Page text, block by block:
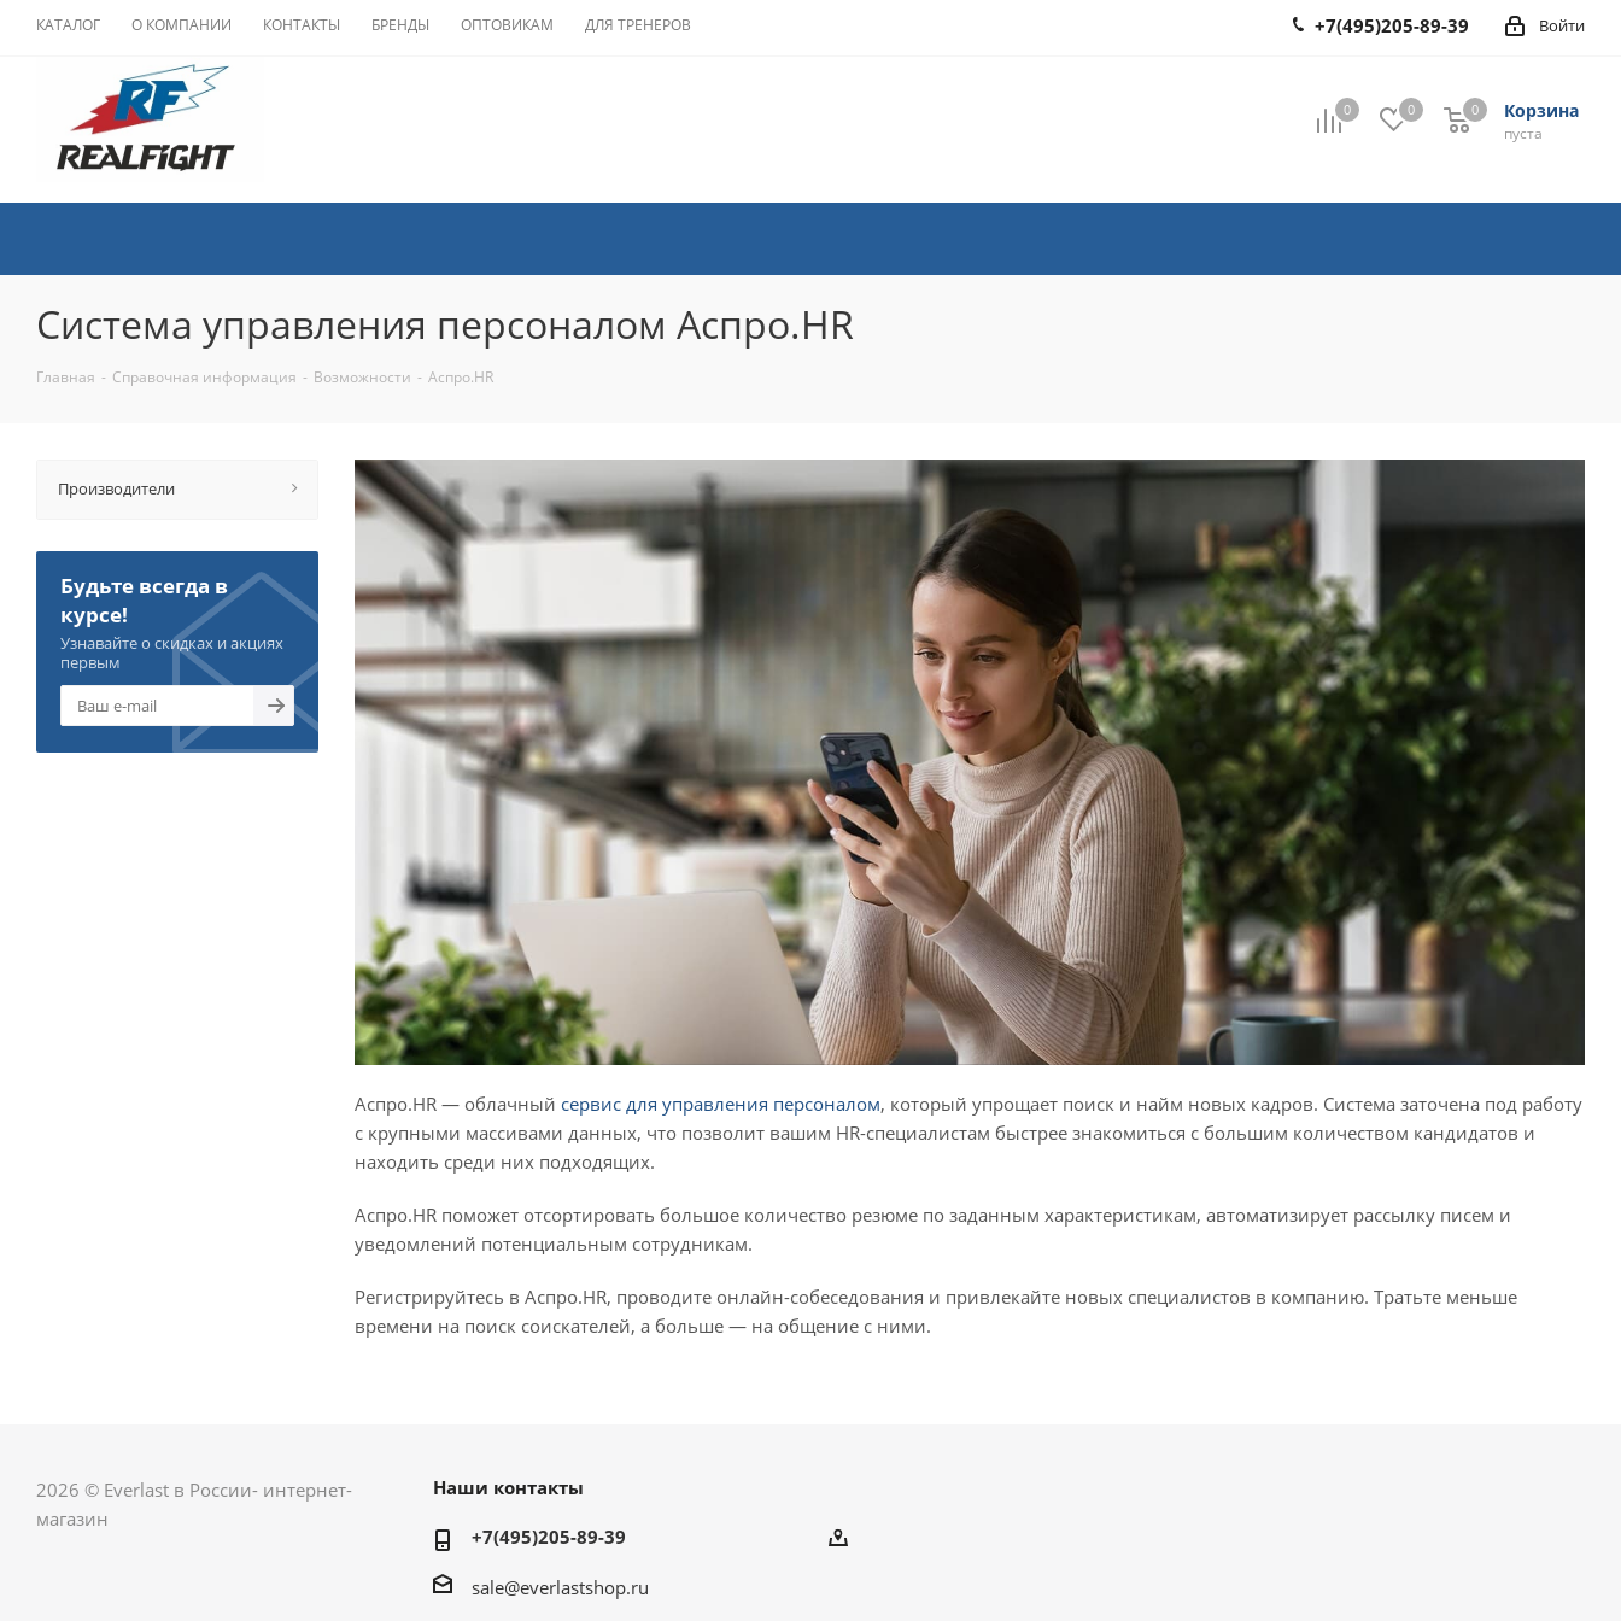
КАТАЛОГ О КОМПАНИИ КОНТАКТЫ БРЕНДЫ ОПТОВИКАМ ДЛЯ ТРЕНЕРОВ Войти
+7(495)205-89-39
0 0 Корзина
0
пуста
0
Система управления персоналом Аспро.HR
Главная - Справочная информация - Возможности - Аспро.HR
Аспро.HR — облачный сервис для управления персоналом, который упрощает поиск и найм новых кадров. Система заточена под работу
с крупными массивами данных, что позволит вашим HR-специалистам быстрее знакомиться с большим количеством кандидатов и
находить среди них подходящих.
Аспро.HR поможет отсортировать большое количество резюме по заданным характеристикам, автоматизирует рассылку писем и
уведомлений потенциальным сотрудникам.
Регистрируйтесь в Аспро.HR, проводите онлайн-собеседования и привлекайте новых специалистов в компанию. Тратьте меньше
времени на поиск соискателей, а больше — на общение с ними.
Производители
Будьте всегда в
курсе!
Узнавайте о скидках и акциях
первым
2026 © Everlast в России- интернет-
магазин
Наши контакты
+7(495)205-89-39
sale@everlastshop.ru